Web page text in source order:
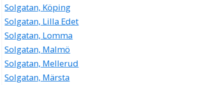
Solgatan, Köping
Solgatan, Lilla Edet
Solgatan, Lomma
Solgatan, Malmö
Solgatan, Mellerud
Solgatan, Märsta